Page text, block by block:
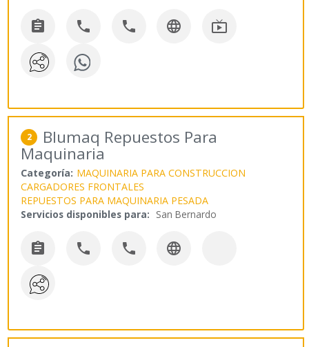
    
2 Blumaq Repuestos Para
Maquinaria
Categoría: MAQUINARIA PARA CONSTRUCCION
CARGADORES FRONTALES
REPUESTOS PARA MAQUINARIA PESADA
Servicios disponibles para: San Bernardo
   